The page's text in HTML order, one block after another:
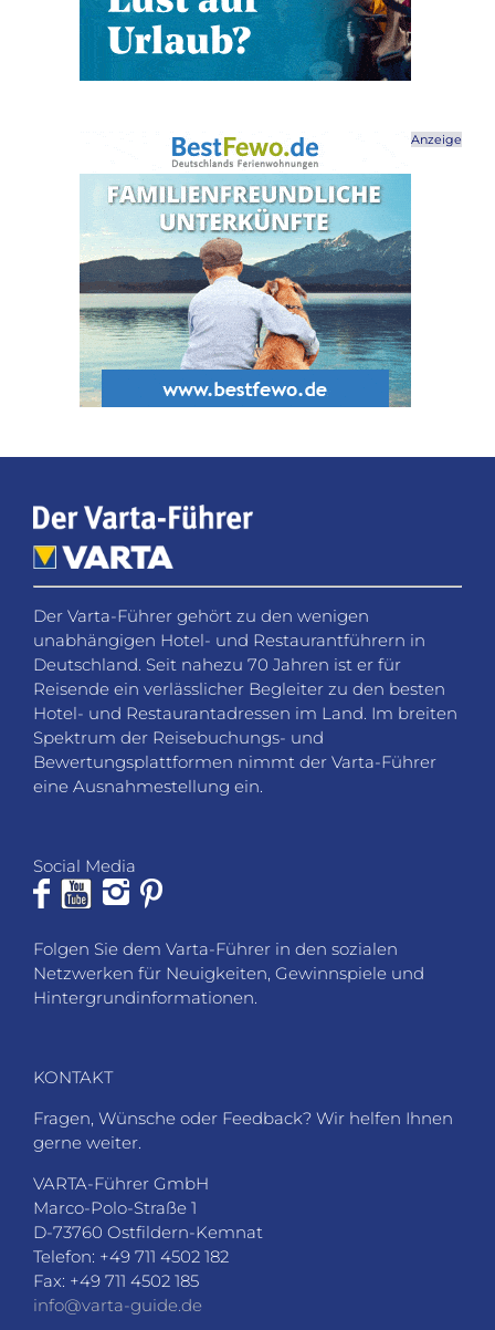
Anzeige
Der Varta-Führer gehört zu den wenigen
unabhängigen Hotel- und Restaurantführern in
Deutschland. Seit nahezu 70 Jahren ist er für
Reisende ein verlässlicher Begleiter zu den besten
Hotel- und Restaurantadressen im Land. Im breiten
Spektrum der Reisebuchungs- und
Bewertungsplattformen nimmt der Varta-Führer
eine Ausnahmestellung ein.
Social Media
Folgen Sie dem Varta-Führer in den sozialen
Netzwerken für Neuigkeiten, Gewinnspiele und
Hintergrundinformationen.
KONTAKT
Fragen, Wünsche oder Feedback? Wir helfen Ihnen
gerne weiter.
VARTA-Führer GmbH
Marco-Polo-Straße 1
D-73760 Ostfildern-Kemnat
Telefon: +49 711 4502 182
Fax: +49 711 4502 185
info@varta-guide.de